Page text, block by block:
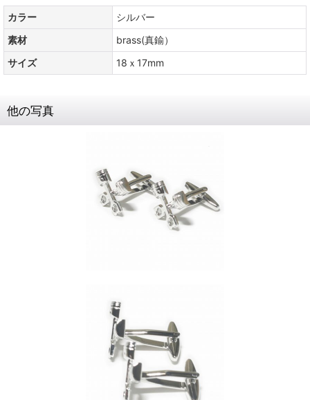
カラー
シルバー
素材
brass(真鍮）
サイズ
18ｘ17mm
他の写真